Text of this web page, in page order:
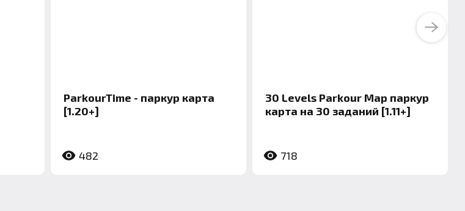
ParkourTime - паркур карта
[1.20+]
482
30 Levels Parkour Map паркур
карта на 30 заданий [1.11+]
718
Next